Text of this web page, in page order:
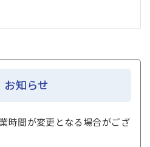
お知らせ
時間が変更となる場合がござ